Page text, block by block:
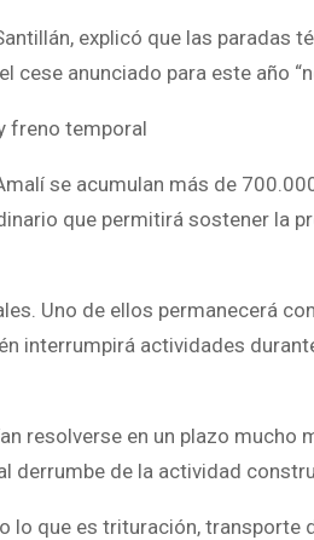
explicó que las paradas
anunciado para este año
freno temporal
se acumulan más de
que permitirá sostener la
Uno de ellos permanecerá
interrumpirá actividades
resolverse en un plazo mucho
derrumbe de la actividad
lo que es trituración, transporte